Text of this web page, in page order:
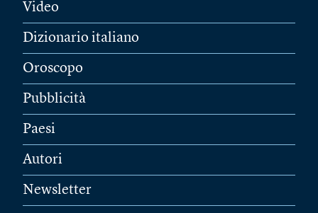
Video
Dizionario italiano
Oroscopo
Pubblicità
Paesi
Autori
Newsletter